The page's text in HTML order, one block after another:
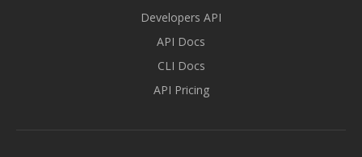
Developers API
API Docs
CLI Docs
API Pricing